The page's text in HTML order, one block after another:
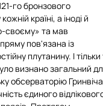
го бронзового
країні, а іноді й
своєму» та мав
пов'язана із
плутанину. І тільки
визнано загальний
обсерваторію
єдиного